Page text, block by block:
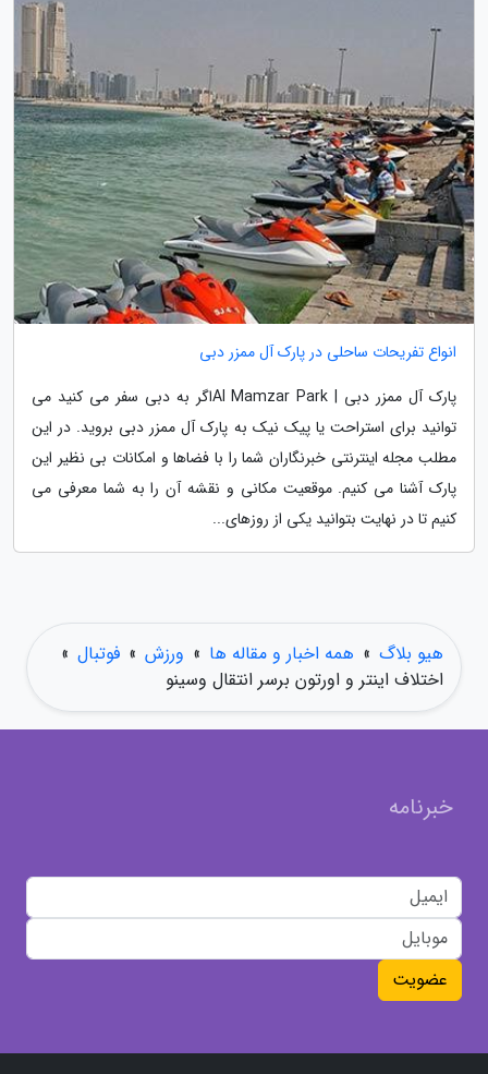
انواع تفریحات ساحلی در پارک آل ممزر دبی
پارک آل ممزر دبی | Al Mamzar Parkاگر به دبی سفر می کنید می
توانید برای استراحت یا پیک نیک به پارک آل ممزر دبی بروید. در این
مطلب مجله اینترنتی خبرنگاران شما را با فضاها و امکانات بی نظیر این
پارک آشنا می کنیم. موقعیت مکانی و نقشه آن را به شما معرفی می
کنیم تا در نهایت بتوانید یکی از روزهای...
هیو بلاگ » همه اخبار و مقاله ها » ورزش » فوتبال »
اختلاف اینتر و اورتون برسر انتقال وسینو
خبرنامه
عضویت